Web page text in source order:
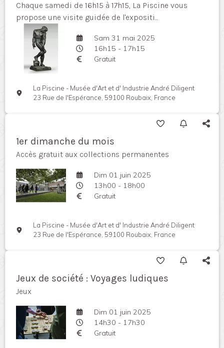
Chaque samedi de 16h15 à 17h15, La Piscine vous
propose une visite guidée de l'expositi...
Sam 31 mai 2025
16h15 - 17h15
Gratuit
La Piscine - Musée d'Art et d' Industrie André Diligent
23 Rue de l'Espérance, 59100 Roubaix, France
1er dimanche du mois
Accès gratuit aux collections permanentes
Dim 01 juin 2025
13h00 - 18h00
Gratuit
La Piscine - Musée d'Art et d' Industrie André Diligent
23 Rue de l'Espérance, 59100 Roubaix, France
Jeux de société : Voyages ludiques
Jeux
Dim 01 juin 2025
14h30 - 17h30
Gratuit